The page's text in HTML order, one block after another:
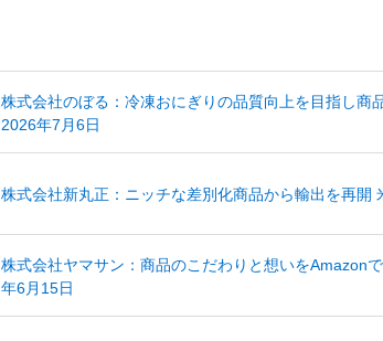
株式会社のぼる：冷凍おにぎりの品質向上を目指し
2026年7月6日
株式会社新丸正：ニッチな差別化商品から輸出を再
株式会社ヤマサン：商品のこだわりと想いをAmazon
年6月15日